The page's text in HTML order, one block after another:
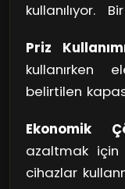
kullanılıyor.
duyduğuna
fayda var.
fakat güvenlik
Priz
kullanırken
belirtilen
açabilir.
prizlerin uzun
Ekonomik
azaltmak için
cihazlar